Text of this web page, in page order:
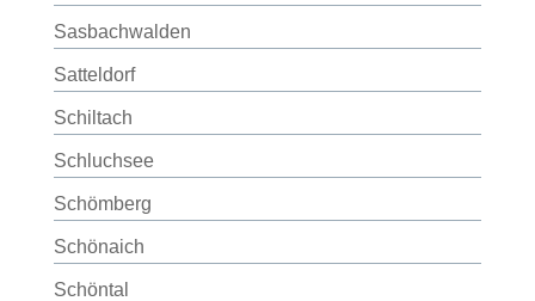
Sasbachwalden
Satteldorf
Schiltach
Schluchsee
Schömberg
Schönaich
Schöntal